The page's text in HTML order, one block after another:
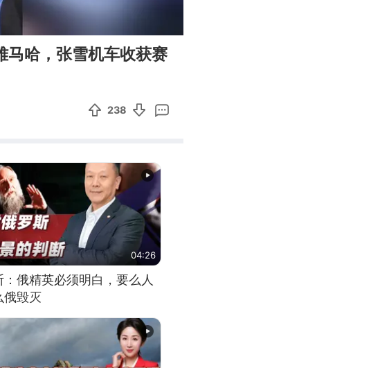
马哈，张雪机车收获赛
238
04:26
俄精英必须明白，要么人
俄毁灭